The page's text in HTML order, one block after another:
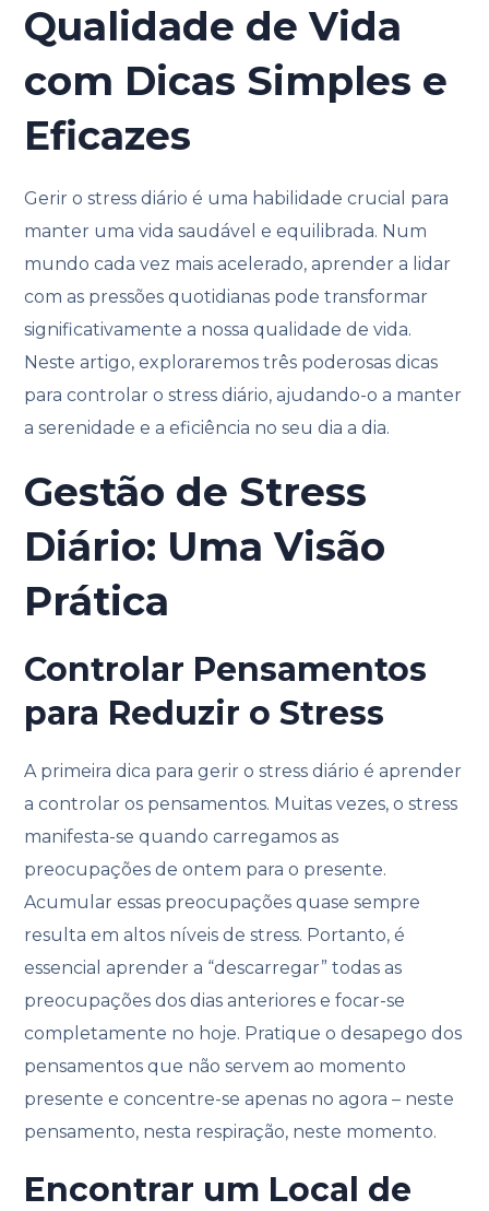
Qualidade de Vida
com Dicas Simples e
Eficazes
Gerir o stress diário é uma habilidade crucial para
manter uma vida saudável e equilibrada. Num
mundo cada vez mais acelerado, aprender a lidar
com as pressões quotidianas pode transformar
significativamente a nossa qualidade de vida.
Neste artigo, exploraremos três poderosas dicas
para controlar o stress diário, ajudando-o a manter
a serenidade e a eficiência no seu dia a dia.
Gestão de Stress
Diário: Uma Visão
Prática
Controlar Pensamentos
para Reduzir o Stress
A primeira dica para gerir o stress diário é aprender
a controlar os pensamentos. Muitas vezes, o stress
manifesta-se quando carregamos as
preocupações de ontem para o presente.
Acumular essas preocupações quase sempre
resulta em altos níveis de stress. Portanto, é
essencial aprender a “descarregar” todas as
preocupações dos dias anteriores e focar-se
completamente no hoje. Pratique o desapego dos
pensamentos que não servem ao momento
presente e concentre-se apenas no agora – neste
pensamento, nesta respiração, neste momento.
Encontrar um Local de